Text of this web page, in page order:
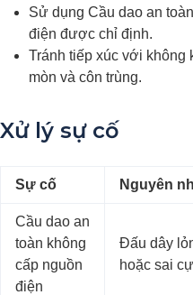
Sử dụng Cầu dao an
điện được chỉ định.
Tránh tiếp xúc với không
mòn và côn trùng.
Xử lý sự cố
Sự cố Nguyên
Cầu dao an
toàn không
cấp nguồn
điện
Đấu dây
hoặc sai